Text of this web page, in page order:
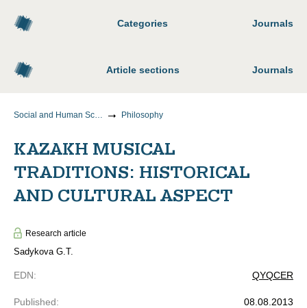
Categories Journals
Article sections Journals
Social and Human Sciences Philosophy
KAZAKH MUSICAL
TRADITIONS: HISTORICAL
AND CULTURAL ASPECT
Research article
Sadykova G.T.
EDN: QYQCER
Published:
08.08.2013